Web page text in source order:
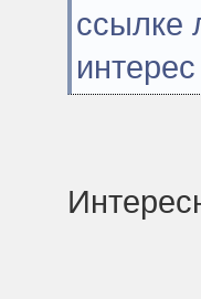
ссылке